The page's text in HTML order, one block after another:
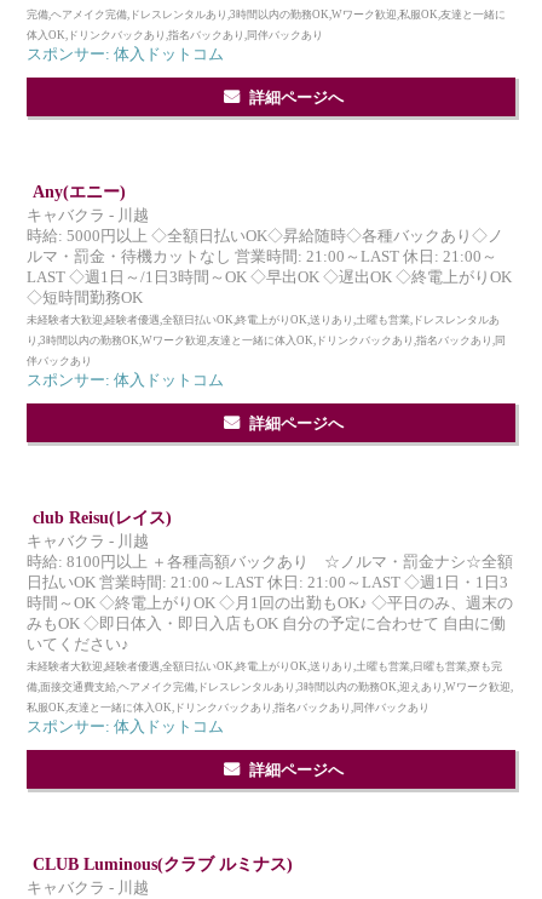
完備,ヘアメイク完備,ドレスレンタルあり,3時間以内の勤務OK,Wワーク歓迎,私服OK,友達と一緒に
体入OK,ドリンクバックあり,指名バックあり,同伴バックあり
スポンサー: 体入ドットコム
詳細ページへ
Any(エニー)
キャバクラ - 川越
時給: 5000円以上 ◇全額日払いOK◇昇給随時◇各種バックあり◇ノ
ルマ・罰金・待機カットなし 営業時間: 21:00～LAST 休日: 21:00～
LAST ◇週1日～/1日3時間～OK ◇早出OK ◇遅出OK ◇終電上がりOK
◇短時間勤務OK
未経験者大歓迎,経験者優遇,全額日払いOK,終電上がりOK,送りあり,土曜も営業,ドレスレンタルあ
り,3時間以内の勤務OK,Wワーク歓迎,友達と一緒に体入OK,ドリンクバックあり,指名バックあり,同
伴バックあり
スポンサー: 体入ドットコム
詳細ページへ
club Reisu(レイス)
キャバクラ - 川越
時給: 8100円以上 ＋各種高額バックあり ☆ノルマ・罰金ナシ☆全額
日払いOK 営業時間: 21:00～LAST 休日: 21:00～LAST ◇週1日・1日3
時間～OK ◇終電上がりOK ◇月1回の出勤もOK♪ ◇平日のみ、週末の
みもOK ◇即日体入・即日入店もOK 自分の予定に合わせて 自由に働
いてください♪
未経験者大歓迎,経験者優遇,全額日払いOK,終電上がりOK,送りあり,土曜も営業,日曜も営業,寮も完
備,面接交通費支給,ヘアメイク完備,ドレスレンタルあり,3時間以内の勤務OK,迎えあり,Wワーク歓迎,
私服OK,友達と一緒に体入OK,ドリンクバックあり,指名バックあり,同伴バックあり
スポンサー: 体入ドットコム
詳細ページへ
CLUB Luminous(クラブ ルミナス)
キャバクラ - 川越